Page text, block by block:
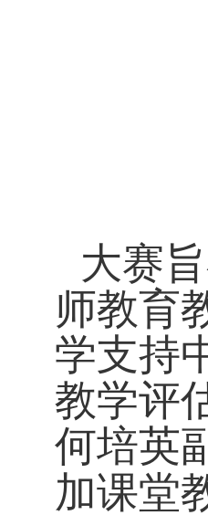
大赛
师教育
学支持
教学评
何培英
加课堂